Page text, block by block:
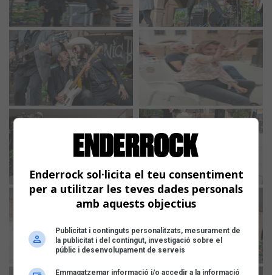
Enderrock sol·licita el teu consentiment
per a utilitzar les teves dades personals
amb aquests objectius
Publicitat i continguts personalitzats, mesurament de
la publicitat i del contingut, investigació sobre el
públic i desenvolupament de serveis
Emmagatzemar informació i/o accedir a la informació